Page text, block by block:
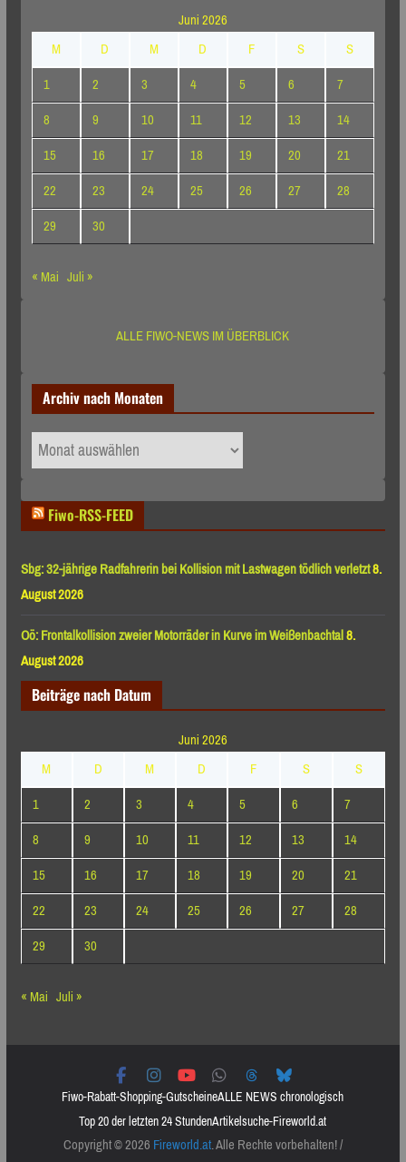
Juni 2026
M
D M D F S
S
1
2 3 4 5 6
7
8
9 10 11 12 13
14
15
16 17 18 19 20
21
22
23 24 25 26 27
28
29
30
« Mai Juli »
ALLE FIWO-NEWS IM ÜBERBLICK
Archiv nach Monaten
Archiv
nach
Fiwo-RSS-FEED
Sbg: 32-jährige Radfahrerin bei Kollision mit Lastwagen tödlich verletzt8.
August 2026
Oö: Frontalkollision zweier Motorräder in Kurve im Weißenbachtal8.
August 2026
Beiträge nach Datum
Juni 2026
M
D M D F S
S
1
2 3 4 5 6
7
8
9 10 11 12 13
14
15
16 17 18 19 20
21
22
23 24 25 26 27
28
29
30
« Mai Juli »
Fiwo-Rabatt-Shopping-GutscheineALLE NEWS chronologisch
Top 20 der letzten 24 StundenArtikelsuche-Fireworld.at
Copyright © 2026Fireworld.at. Alle Rechte vorbehalten! /